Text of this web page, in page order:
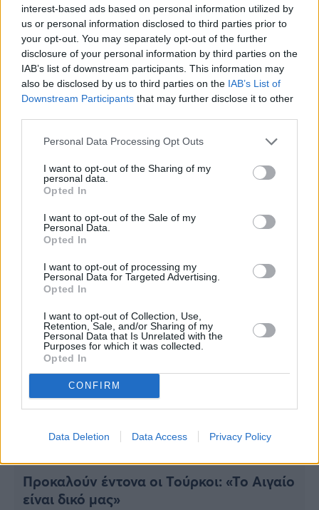
interest-based ads based on personal information utilized by
us or personal information disclosed to third parties prior to
your opt-out. You may separately opt-out of the further
disclosure of your personal information by third parties on the
IAB’s list of downstream participants. This information may
also be disclosed by us to third parties on the IAB’s List of
Downstream Participants that may further disclose it to other
Personal Data Processing Opt Outs
I want to opt-out of the Sharing of my
personal data.
Opted In
I want to opt-out of the Sale of my
Personal Data.
Opted In
I want to opt-out of processing my
Personal Data for Targeted Advertising.
Opted In
I want to opt-out of Collection, Use,
Retention, Sale, and/or Sharing of my
Personal Data that Is Unrelated with the
Purposes for which it was collected.
Opted In
CONFIRM
Data Deletion Data Access Privacy Policy
ΠΟΛΙΤΙΚΗ
Ερντογάν σε Σολτς: «Η Γερμανία να
επιστρέψει στην ουδετερότητα στα
ελληνοτουρκικά»
ΠΟΛΙΤΙΚΗ
Προκαλούν έντονα οι Τούρκοι: «Το Αιγαίο
είναι δικό μας»